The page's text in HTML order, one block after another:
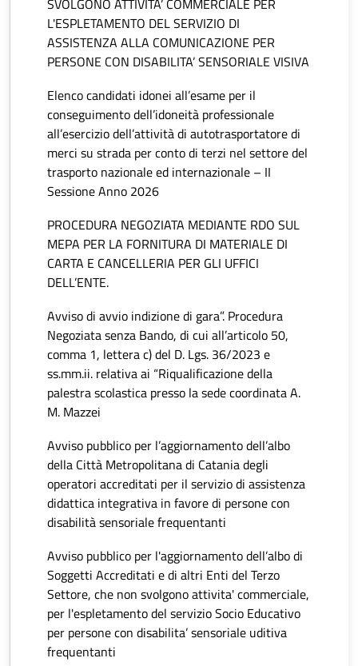
L'ESPLETAMENTO DEL SERVIZIO DI
ASSISTENZA ALLA COMUNICAZIONE PER
PERSONE CON DISABILITA’ SENSORIALE VISIVA
Elenco candidati idonei all’esame per il
conseguimento dell’idoneità professionale
all’esercizio dell’attività di autotrasportatore di
merci su strada per conto di terzi nel settore del
trasporto nazionale ed internazionale – II
Sessione Anno 2026
PROCEDURA NEGOZIATA MEDIANTE RDO SUL
MEPA PER LA FORNITURA DI MATERIALE DI
CARTA E CANCELLERIA PER GLI UFFICI
DELL’ENTE.
Avviso di avvio indizione di gara”. Procedura
Negoziata senza Bando, di cui all’articolo 50,
comma 1, lettera c) del D. Lgs. 36/2023 e
ss.mm.ii. relativa ai “Riqualificazione della
palestra scolastica presso la sede coordinata A.
M. Mazzei
Avviso pubblico per l’aggiornamento dell’albo
della Città Metropolitana di Catania degli
operatori accreditati per il servizio di assistenza
didattica integrativa in favore di persone con
disabilità sensoriale frequentanti
Avviso pubblico per l'aggiornamento dell’albo di
Soggetti Accreditati e di altri Enti del Terzo
Settore, che non svolgono attivita' commerciale,
per l'espletamento del servizio Socio Educativo
per persone con disabilita’ sensoriale uditiva
frequentanti